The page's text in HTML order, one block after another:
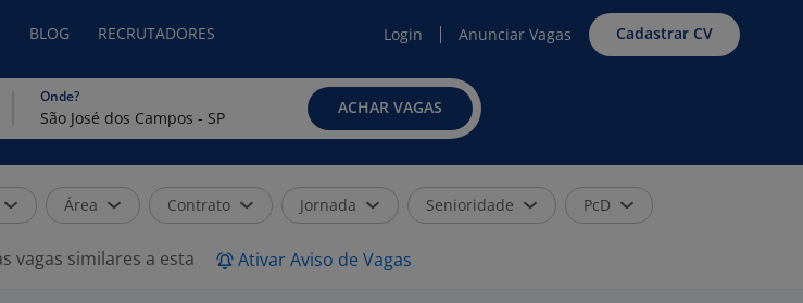
BLOG RECRUTADORES Login Anunciar Vagas Cadastrar CV
Onde?
ACHAR VAGAS
Área Contrato Jornada Senioridade PcD
vagas similares a esta Ativar Aviso de Vagas